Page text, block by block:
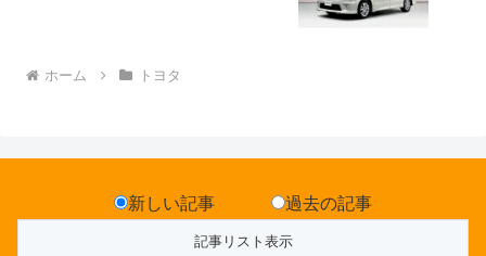
ホーム トヨタ
新しい記事 過去の記事